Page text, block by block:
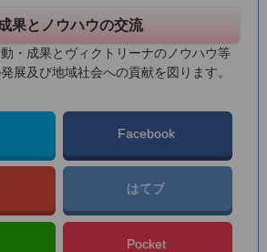
果とノウハウの交流
・成果とヴィクトリーナのノウハウ等
展及び地域社会への貢献を図ります。
Facebook
はてブ
Pocket